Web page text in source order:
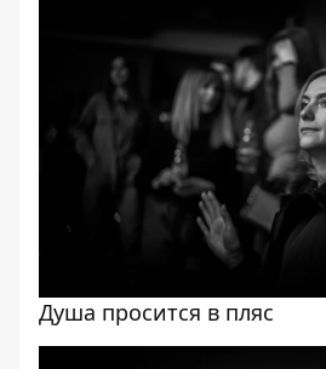
Душа просится в пляс